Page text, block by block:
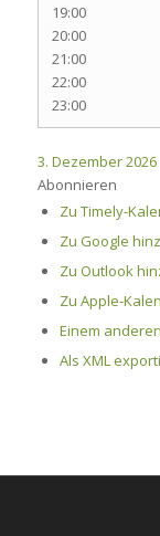
19:00
20:00
21:00
22:00
23:00
3. Dezember 2026
Abonnieren
Zu Timely-
Zu Google
Zu Outlook
Zu Apple-
Einem
Als XML